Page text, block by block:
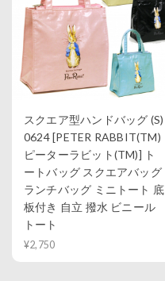
スクエア型ハンドバッグ (S)
0624 [PETER RABBIT(TM)
ピーターラビット(TM)] ト
ートバッグ スクエアバッグ
ランチバッグ ミニトート 底
板付き 自立 撥水 ビニール
トート
¥2,750